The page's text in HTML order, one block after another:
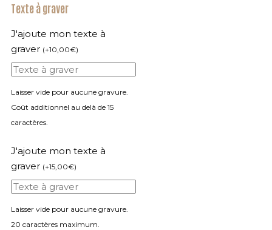
Texte à graver
J'ajoute mon texte à
graver (+10,00€)
Laisser vide pour aucune gravure.
Coût additionnel au delà de 15
caractères.
J'ajoute mon texte à
graver (+15,00€)
Laisser vide pour aucune gravure.
20 caractères maximum.